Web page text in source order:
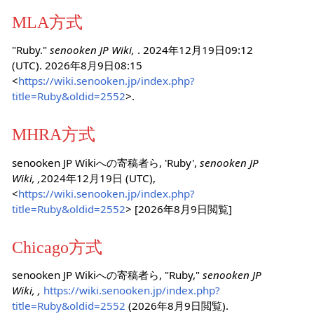
MLA方式
"Ruby." senooken JP Wiki, . 2024年12月19日09:12
(UTC). 2026年8月9日08:15
<https://wiki.senooken.jp/index.php?
title=Ruby&oldid=2552>.
MHRA方式
senooken JP Wikiへの寄稿者ら, 'Ruby', senooken JP
Wiki, ,2024年12月19日 (UTC),
<https://wiki.senooken.jp/index.php?
title=Ruby&oldid=2552> [2026年8月9日閲覧]
Chicago方式
senooken JP Wikiへの寄稿者ら, "Ruby," senooken JP
Wiki, , https://wiki.senooken.jp/index.php?
title=Ruby&oldid=2552 (2026年8月9日閲覧).